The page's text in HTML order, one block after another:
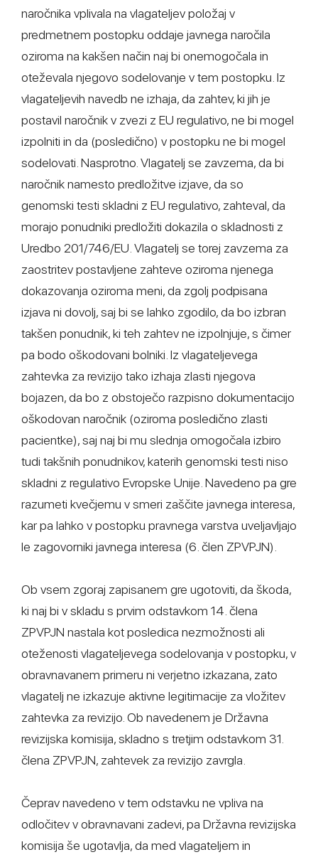
naročnika vplivala na vlagateljev položaj v
predmetnem postopku oddaje javnega naročila
oziroma na kakšen način naj bi onemogočala in
oteževala njegovo sodelovanje v tem postopku. Iz
vlagateljevih navedb ne izhaja, da zahtev, ki jih je
postavil naročnik v zvezi z EU regulativo, ne bi mogel
izpolniti in da (posledično) v postopku ne bi mogel
sodelovati. Nasprotno. Vlagatelj se zavzema, da bi
naročnik namesto predložitve izjave, da so
genomski testi skladni z EU regulativo, zahteval, da
morajo ponudniki predložiti dokazila o skladnosti z
Uredbo 201/746/EU. Vlagatelj se torej zavzema za
zaostritev postavljene zahteve oziroma njenega
dokazovanja oziroma meni, da zgolj podpisana
izjava ni dovolj, saj bi se lahko zgodilo, da bo izbran
takšen ponudnik, ki teh zahtev ne izpolnjuje, s čimer
pa bodo oškodovani bolniki. Iz vlagateljevega
zahtevka za revizijo tako izhaja zlasti njegova
bojazen, da bo z obstoječo razpisno dokumentacijo
oškodovan naročnik (oziroma posledično zlasti
pacientke), saj naj bi mu slednja omogočala izbiro
tudi takšnih ponudnikov, katerih genomski testi niso
skladni z regulativo Evropske Unije. Navedeno pa gre
razumeti kvečjemu v smeri zaščite javnega interesa,
kar pa lahko v postopku pravnega varstva uveljavljajo
le zagovorniki javnega interesa (6. člen ZPVPJN).
Ob vsem zgoraj zapisanem gre ugotoviti, da škoda,
ki naj bi v skladu s prvim odstavkom 14. člena
ZPVPJN nastala kot posledica nezmožnosti ali
oteženosti vlagateljevega sodelovanja v postopku, v
obravnavanem primeru ni verjetno izkazana, zato
vlagatelj ne izkazuje aktivne legitimacije za vložitev
zahtevka za revizijo. Ob navedenem je Državna
revizijska komisija, skladno s tretjim odstavkom 31.
člena ZPVPJN, zahtevek za revizijo zavrgla.
Čeprav navedeno v tem odstavku ne vpliva na
odločitev v obravnavani zadevi, pa Državna revizijska
komisija še ugotavlja, da med vlagateljem in